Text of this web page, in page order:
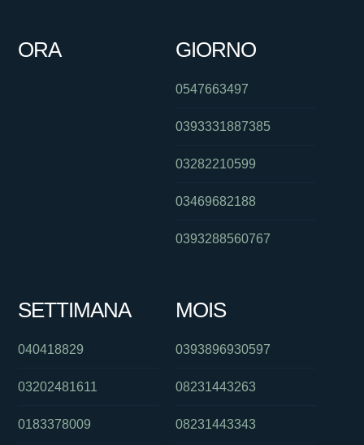
ORA GIORNO
0547663497
0393331887385
03282210599
03469682188
0393288560767
SETTIMANA
040418829
03202481611
0183378009
MOIS
0393896930597
08231443263
08231443343